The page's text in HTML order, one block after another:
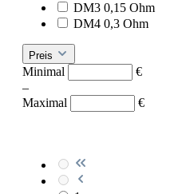
DM3 0,15 Ohm
DM4 0,3 Ohm
Preis
Minimal
€
–
Maximal
€